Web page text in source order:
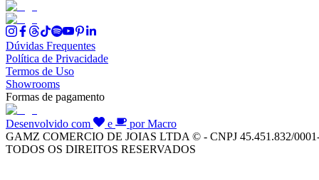
Dúvidas Frequentes
Política de Privacidade
Termos de Uso
Showrooms
Formas de pagamento
Desenvolvido com e
por Macro
GAMZ COMERCIO DE JOIAS LTDA © - CNPJ 45.451.832/
TODOS OS DIREITOS RESERVADOS